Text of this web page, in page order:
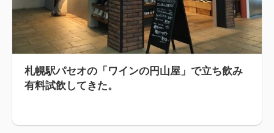
札幌駅パセオの「ワインの円山屋」で立ち飲み
有料試飲してきた。